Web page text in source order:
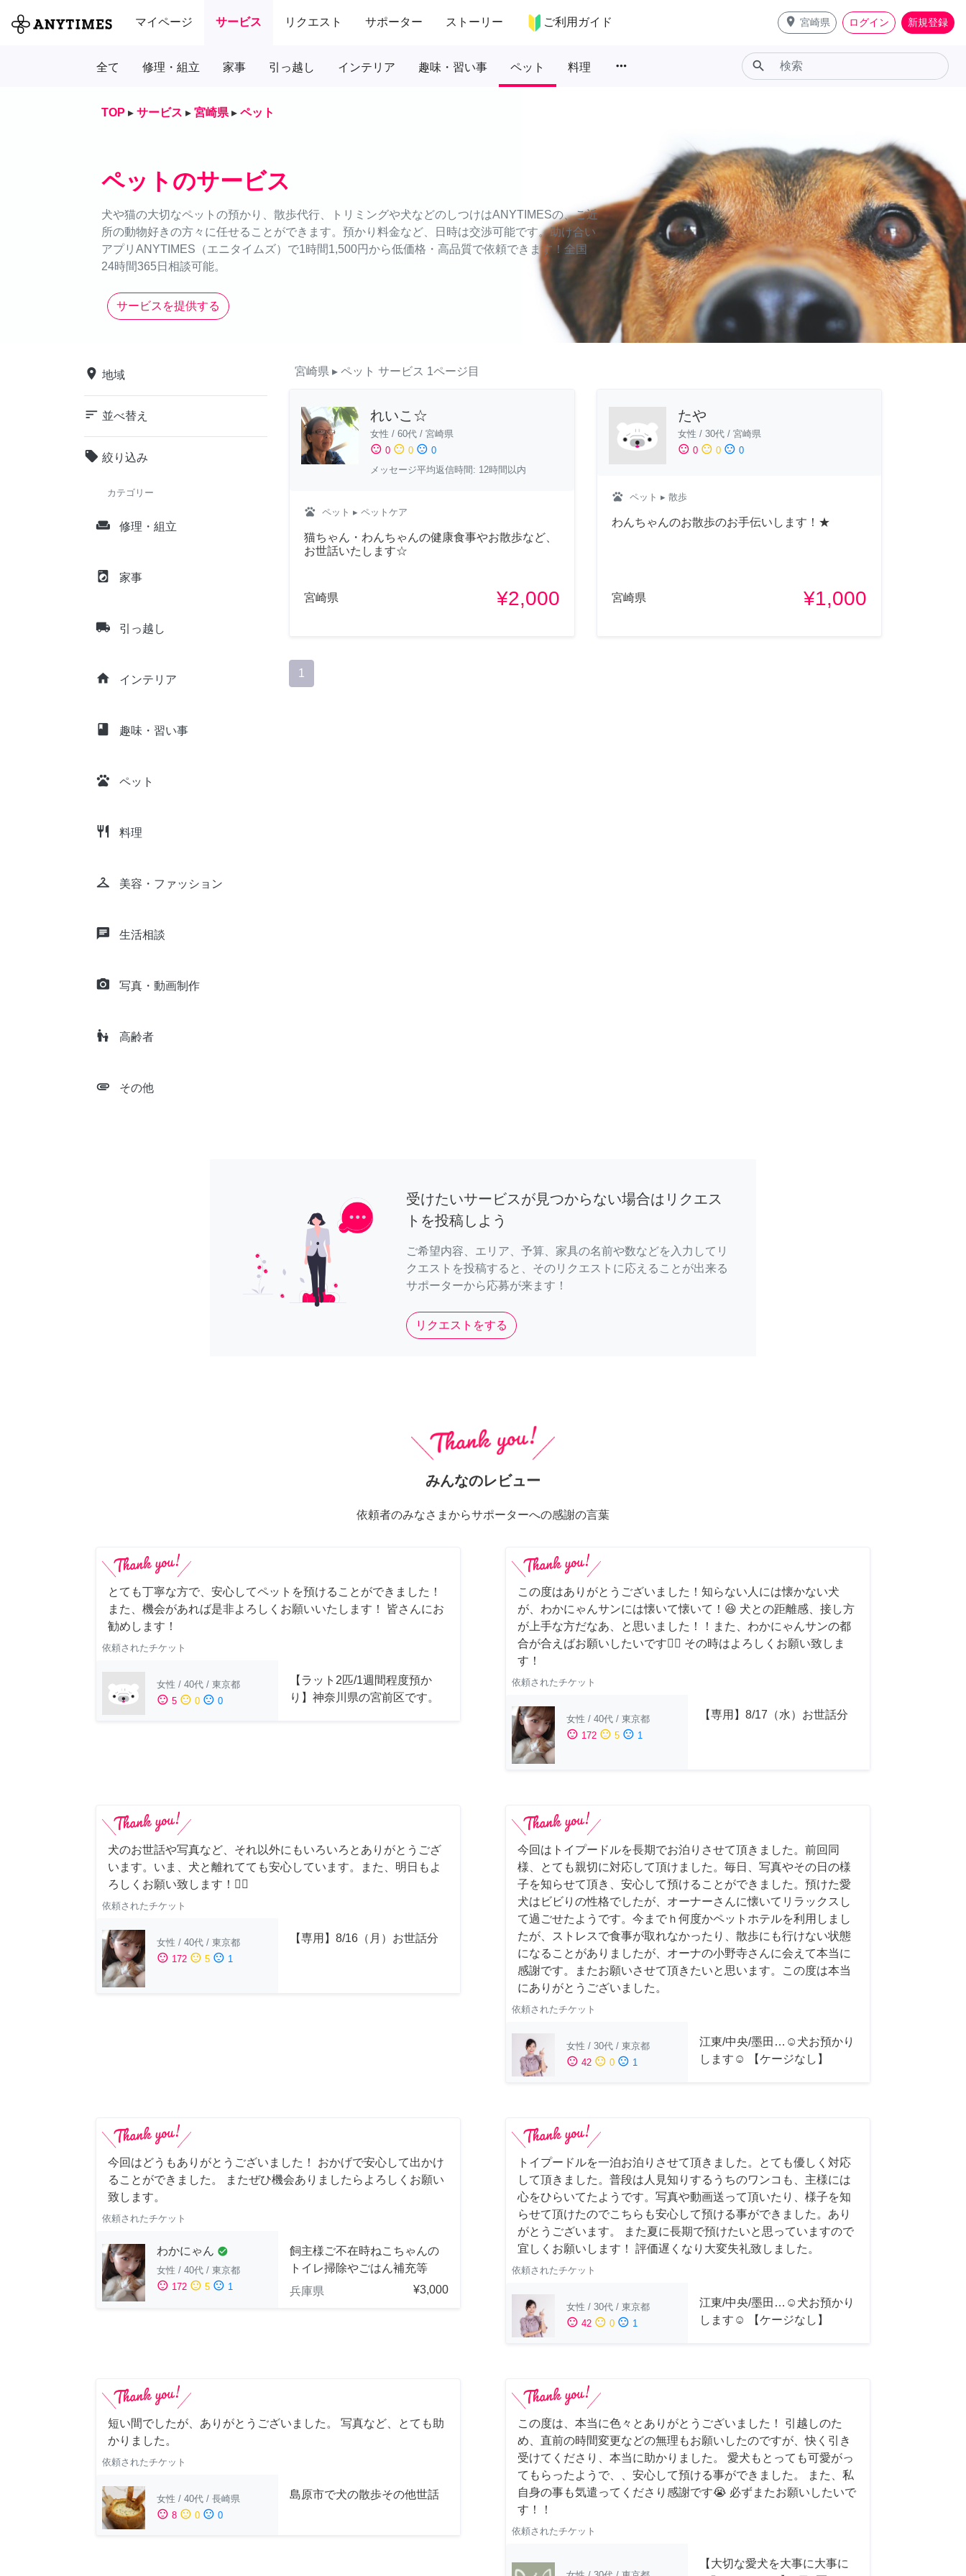
マイページ サービス リクエスト サポーター ストーリー ご利用ガイド place 宮崎県 ログイン 新規登録
全て 修理・組立 家事 引っ越し インテリア 趣味・習い事 ペット 料理 more_horiz search
TOP ▸ サービス ▸ 宮崎県 ▸ ペット
ペットのサービス
犬や猫の大切なペットの預かり、散歩代行、トリミングや犬などのしつけはANYTIMESの、ご近
所の動物好きの方々に任せることができます。預かり料金など、日時は交渉可能です。助け合い
アプリANYTIMES（エニタイムズ）で1時間1,500円から低価格・高品質で依頼できます！全国
24時間365日相談可能。
サービスを提供する
place 地域
sort 並べ替え
local_offer 絞り込み
カテゴリー
weekend 修理・組立
local_laundry_service 家事
local_shipping 引っ越し
home インテリア
class 趣味・習い事
pets ペット
restaurant 料理
checkroom 美容・ファッション
chat 生活相談
camera_alt 写真・動画制作
escalator_warning 高齢者
attachment その他
宮崎県 ▸ ペット サービス 1ページ目
れいこ☆
女性 / 60代 / 宮崎県
sentiment_satisfied 0 sentiment_neutral 0 sentiment_dissatisfied 0
メッセージ平均返信時間: 12時間以内
pets ペット ▸ ペットケア
猫ちゃん・わんちゃんの健康食事やお散歩など、
お世話いたします☆
宮崎県 ¥2,000
たや
女性 / 30代/ 宮崎県
sentiment_satisfied 0 sentiment_neutral 0 sentiment_dissatisfied 0
pets ペット ▸ 散歩
わんちゃんのお散歩のお手伝いします！★
宮崎県 ¥1,000
1
受けたいサービスが見つからない場合はリクエス
トを投稿しよう
ご希望内容、エリア、予算、家具の名前や数などを入力してリ
クエストを投稿すると、そのリクエストに応えることが出来る
サポーターから応募が来ます！
リクエストをする
みんなのレビュー
依頼者のみなさまからサポーターへの感謝の言葉
とても丁寧な方で、安心してペットを預けることができました！
また、機会があれば是非よろしくお願いいたします！ 皆さんにお
勧めします！
依頼されたチケット
女性 / 40代 / 東京都
sentiment_satisfied 5 sentiment_neutral 0 sentiment_dissatisfied 0
【ラット2匹/1週間程度預か
り】神奈川県の宮前区です。
この度はありがとうございました！知らない人には懐かない犬
が、わかにゃんサンには懐いて懐いて！😆 犬との距離感、接し方
が上手な方だなあ、と思いました！！また、わかにゃんサンの都
合が合えばお願いしたいです🙇‍♂️ その時はよろしくお願い致しま
す！
依頼されたチケット
女性 / 40代 / 東京都
sentiment_satisfied 172 sentiment_neutral 5 sentiment_dissatisfied 1
【専用】8/17（水）お世話分
犬のお世話や写真など、それ以外にもいろいろとありがとうござ
います。いま、犬と離れてても安心しています。また、明日もよ
ろしくお願い致します！🙇‍♂️
依頼されたチケット
女性 / 40代 / 東京都
sentiment_satisfied 172 sentiment_neutral 5 sentiment_dissatisfied 1
【専用】8/16（月）お世話分
今回はトイプードルを長期でお泊りさせて頂きました。前回同
様、とても親切に対応して頂けました。毎日、写真やその日の様
子を知らせて頂き、安心して預けることができました。預けた愛
犬はビビりの性格でしたが、オーナーさんに懐いてリラックスし
て過ごせたようです。今までｈ何度かペットホテルを利用しまし
たが、ストレスで食事が取れなかったり、散歩にも行けない状態
になることがありましたが、オーナの小野寺さんに会えて本当に
感謝です。またお願いさせて頂きたいと思います。この度は本当
にありがとうございました。
依頼されたチケット
女性 / 30代 / 東京都
sentiment_satisfied 42 sentiment_neutral 0 sentiment_dissatisfied 1
江東/中央/墨田…☺︎犬お預かり
します☺︎ 【ケージなし】
今回はどうもありがとうございました！ おかげで安心して出かけ
ることができました。 またぜひ機会ありましたらよろしくお願い
致します。
依頼されたチケット
わかにゃん check_circle
女性 / 40代 / 東京都
sentiment_satisfied 172 sentiment_neutral 5 sentiment_dissatisfied 1
飼主様ご不在時ねこちゃんの
トイレ掃除やごはん補充等
兵庫県
¥3,000
トイプードルを一泊お泊りさせて頂きました。とても優しく対応
して頂きました。普段は人見知りするうちのワンコも、主様には
心をひらいてたようです。写真や動画送って頂いたり、様子を知
らせて頂けたのでこちらも安心して預ける事ができました。あり
がとうございます。 また夏に長期で預けたいと思っていますので
宜しくお願いします！ 評価遅くなり大変失礼致しました。
依頼されたチケット
女性 / 30代 / 東京都
sentiment_satisfied 42 sentiment_neutral 0 sentiment_dissatisfied 1
江東/中央/墨田…☺︎犬お預かり
します☺︎ 【ケージなし】
短い間でしたが、ありがとうございました。 写真など、とても助
かりました。
依頼されたチケット
女性 / 40代 / 長崎県
sentiment_satisfied 8 sentiment_neutral 0 sentiment_dissatisfied 0
島原市で犬の散歩その他世話
この度は、本当に色々とありがとうございました！ 引越しのた
め、直前の時間変更などの無理もお願いしたのですが、快く引き
受けてくださり、本当に助かりました。 愛犬もとっても可愛がっ
てもらったようで、、安心して預ける事ができました。 また、私
自身の事も気遣ってくださり感謝です😭 必ずまたお願いしたいで
す！！
依頼されたチケット
【大切な愛犬を大事に大事に